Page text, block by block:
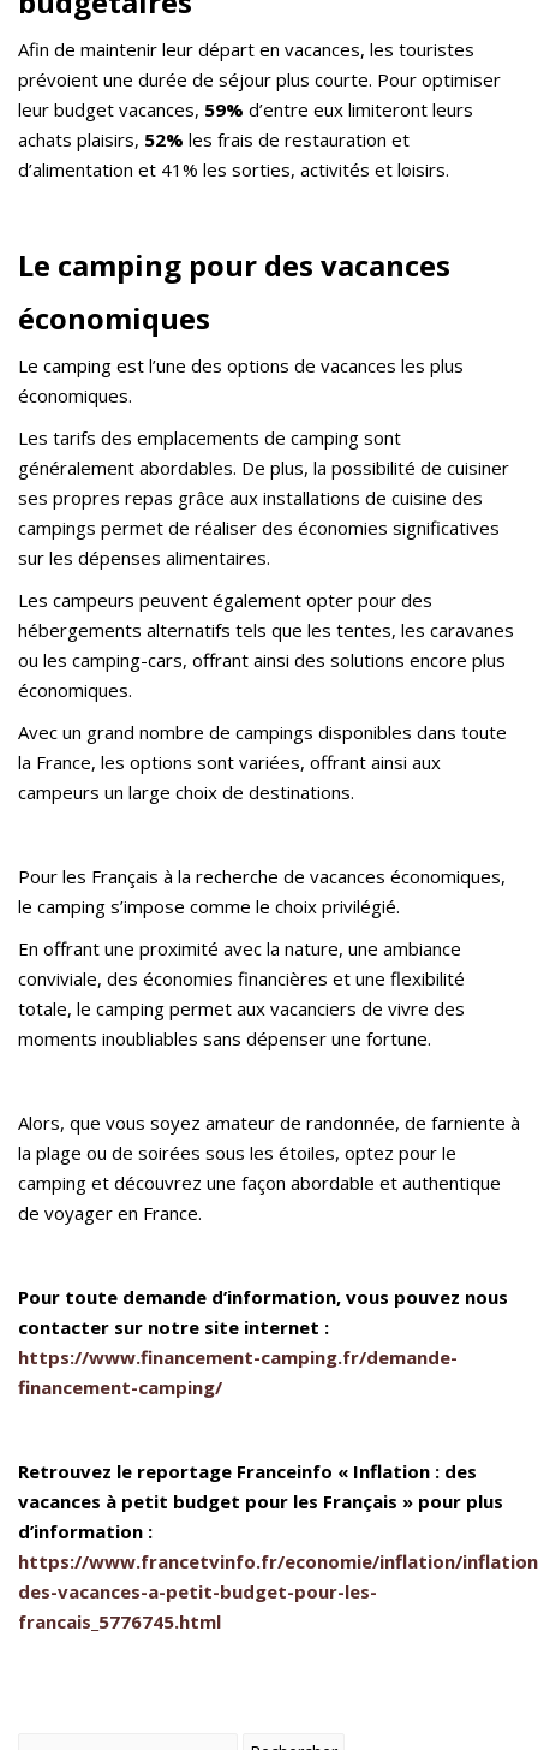
Afin de maintenir leur départ en vacances, les touristes
prévoient une durée de séjour plus courte. Pour optimiser
leur budget vacances, 59% d’entre eux limiteront leurs
achats plaisirs, 52% les frais de restauration et
d’alimentation et 41% les sorties, activités et loisirs.
Le camping pour des vacances
économiques
Le camping est l’une des options de vacances les plus
économiques.
Les tarifs des emplacements de camping sont
généralement abordables. De plus, la possibilité de cuisiner
ses propres repas grâce aux installations de cuisine des
campings permet de réaliser des économies significatives
sur les dépenses alimentaires.
Les campeurs peuvent également opter pour des
hébergements alternatifs tels que les tentes, les caravanes
ou les camping-cars, offrant ainsi des solutions encore plus
économiques.
Avec un grand nombre de campings disponibles dans toute
la France, les options sont variées, offrant ainsi aux
campeurs un large choix de destinations.
Pour les Français à la recherche de vacances économiques,
le camping s’impose comme le choix privilégié.
En offrant une proximité avec la nature, une ambiance
conviviale, des économies financières et une flexibilité
totale, le camping permet aux vacanciers de vivre des
moments inoubliables sans dépenser une fortune.
Alors, que vous soyez amateur de randonnée, de farniente à
la plage ou de soirées sous les étoiles, optez pour le
camping et découvrez une façon abordable et authentique
de voyager en France.
Pour toute demande d’information, vous pouvez nous
contacter sur notre site internet :
https://www.financement-camping.fr/demande-
financement-camping/
Retrouvez le reportage Franceinfo « Inflation : des
vacances à petit budget pour les Français » pour plus
d’information :
https://www.francetvinfo.fr/economie/inflation/
des-vacances-a-petit-budget-pour-les-
francais_5776745.html